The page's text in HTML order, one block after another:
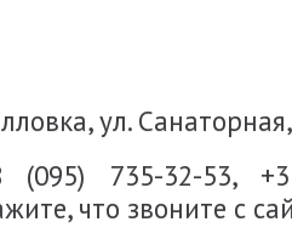
ул.
(095) 735-32-53,
что звоните с